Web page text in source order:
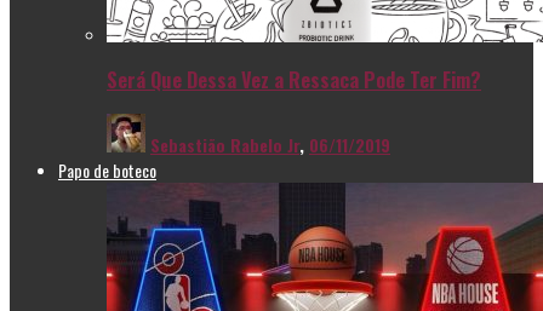
Será Que Dessa Vez a Ressaca Pode Ter Fim?
Sebastião Rabelo Jr, 06/11/2019
Papo de boteco